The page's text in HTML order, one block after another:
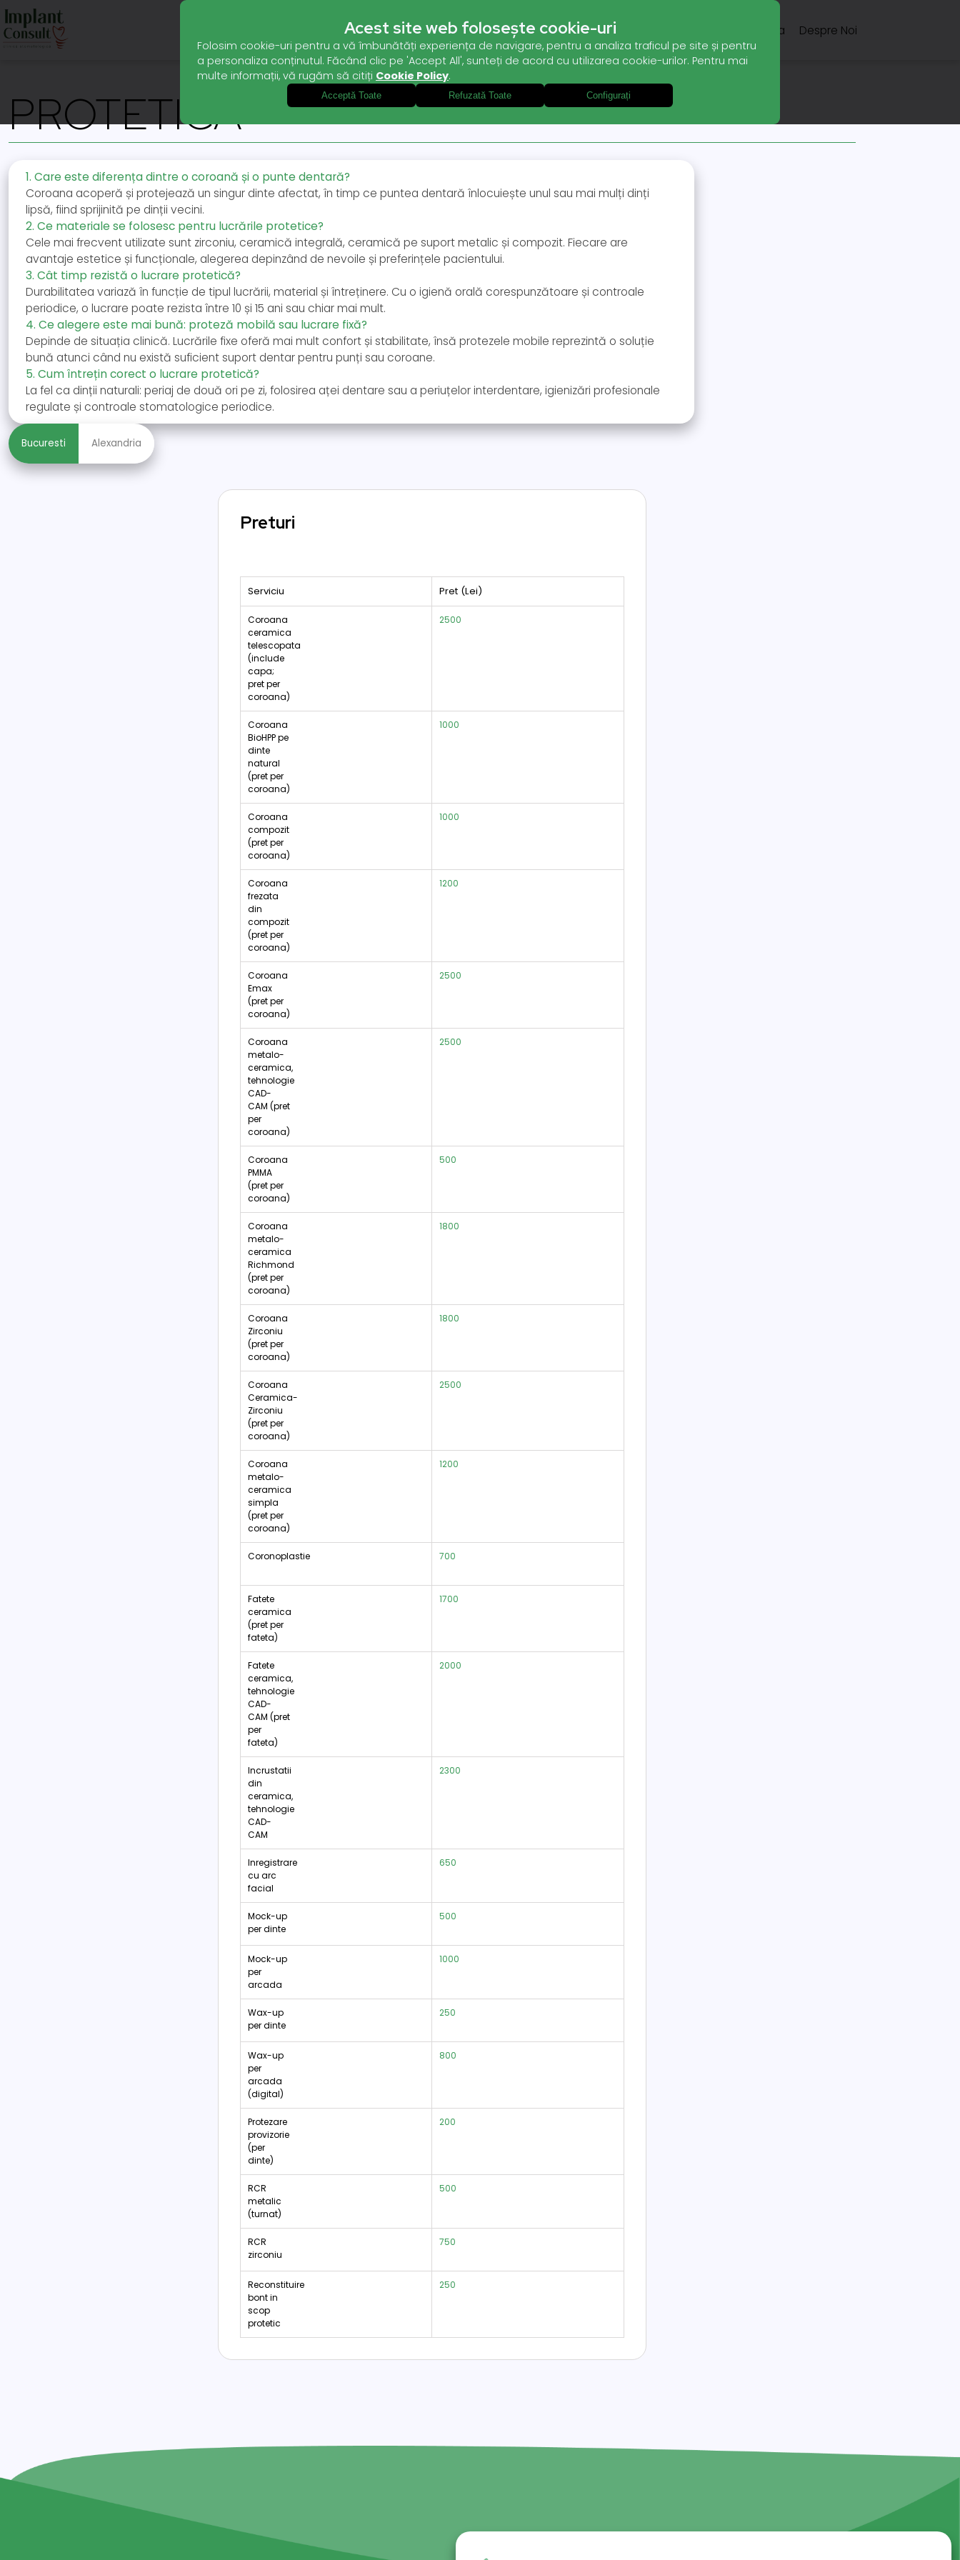
Echipa Despre Noi
PROTETICĂ
1. Care este diferența dintre o coroană și o punte dentară?
Coroana acoperă și protejează un singur dinte afectat, în timp ce puntea dentară înlocuiește unul sau mai mulți dinți
lipsă, fiind sprijinită pe dinții vecini.
2. Ce materiale se folosesc pentru lucrările protetice?
Cele mai frecvent utilizate sunt zirconiu, ceramică integrală, ceramică pe suport metalic și compozit. Fiecare are
avantaje estetice și funcționale, alegerea depinzând de nevoile și preferințele pacientului.
3. Cât timp rezistă o lucrare protetică?
Durabilitatea variază în funcție de tipul lucrării, material și întreținere. Cu o igienă orală corespunzătoare și controale
periodice, o lucrare poate rezista între 10 și 15 ani sau chiar mai mult.
4. Ce alegere este mai bună: proteză mobilă sau lucrare fixă?
Depinde de situația clinică. Lucrările fixe oferă mai mult confort și stabilitate, însă protezele mobile reprezintă o soluție
bună atunci când nu există suficient suport dentar pentru punți sau coroane.
5. Cum întrețin corect o lucrare protetică?
La fel ca dinții naturali: periaj de două ori pe zi, folosirea aței dentare sau a periuțelor interdentare, igienizări profesionale
regulate și controale stomatologice periodice.
Bucuresti Alexandria
Preturi
Serviciu Pret (Lei)
Coroana
ceramica
telescopata
(include
capa;
pret per
coroana)
2500
Coroana
BioHPP pe
dinte
natural
(pret per
coroana)
1000
Coroana
compozit
(pret per
coroana)
1000
Coroana
frezata
din
compozit
(pret per
coroana)
1200
Coroana
Emax
(pret per
coroana)
2500
Coroana
metalo-
ceramica,
tehnologie
CAD-
CAM (pret
per
coroana)
2500
Coroana
PMMA
(pret per
coroana)
500
Coroana
metalo-
ceramica
Richmond
(pret per
coroana)
1800
Coroana
Zirconiu
(pret per
coroana)
1800
Coroana
Ceramica-
Zirconiu
(pret per
coroana)
2500
Coroana
metalo-
ceramica
simpla
(pret per
coroana)
1200
Coronoplastie 700
Fatete
ceramica
(pret per
fateta)
1700
Fatete
ceramica,
tehnologie
CAD-
CAM (pret
per
fateta)
2000
Incrustatii
din
ceramica,
tehnologie
CAD-
CAM
2300
Inregistrare
cu arc
facial
650
Mock-up
per dinte
500
Mock-up
per
arcada
1000
Wax-up
per dinte
250
Wax-up
per
arcada
(digital)
800
Protezare
provizorie
(per
dinte)
200
RCR
metalic
(turnat)
500
RCR
zirconiu
750
Reconstituire
bont in
scop
protetic
250
Acest site web folosește cookie-uri
Folosim cookie-uri pentru a vă îmbunătăți experiența de navigare, pentru a analiza traficul pe site și pentru
a personaliza conținutul. Făcând clic pe 'Accept All', sunteți de acord cu utilizarea cookie-urilor. Pentru mai
multe informații, vă rugăm să citiți Cookie Policy.
Acceptă Toate Refuzată Toate Configurați